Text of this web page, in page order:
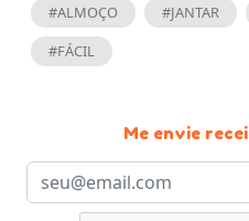
#ALMOÇO #JANTAR
#FÁCIL
Me envie